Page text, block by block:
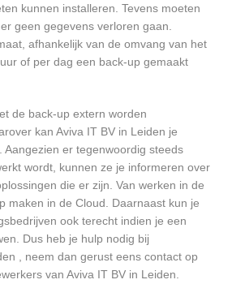
kunnen installeren. Tevens moeten
geen gegevens verloren gaan.
afhankelijk van de omvang van het
of per dag een back-up gemaakt
de back-up extern worden
kan Aviva IT BV in Leiden je
Aangezien er tegenwoordig steeds
wordt, kunnen ze je informeren over
die er zijn. Van werken in de
maken in de Cloud. Daarnaast kun je
ook terecht indien je een
Dus heb je hulp nodig bij
, neem dan gerust eens contact op
van Aviva IT BV in Leiden.